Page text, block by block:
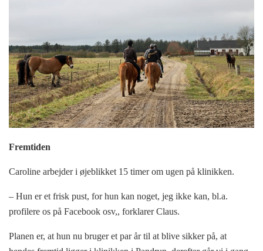
Fremtiden
Caroline arbejder i øjeblikket 15 timer om ugen på klinikken.
– Hun er et frisk pust, for hun kan noget, jeg ikke kan, bl.a.
profilere os på Facebook osv,, forklarer Claus.
Planen er, at hun nu bruger et par år til at blive sikker på, at